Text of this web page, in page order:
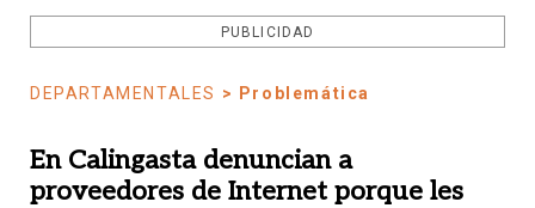
PUBLICIDAD
DEPARTAMENTALES > Problemática
En Calingasta denuncian a
proveedores de Internet porque les